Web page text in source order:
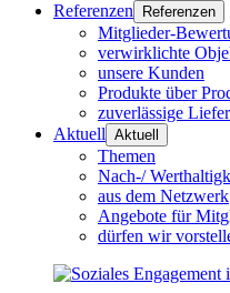
Referenzen
Referenzen
Mitglieder-
verwirklichte
unsere Kunden
Produkte über
zuverlässige
Aktuell Aktuell
Themen
Nach-/
aus dem Netzwerk
Angebote für
dürfen wir